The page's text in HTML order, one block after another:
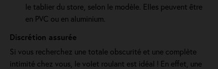
le tablier du store, selon le modèle. Elles peuvent être
en PVC ou en aluminium.
Discrétion assurée
Si vous recherchez une totale obscurité et une complète
intimité chez vous, le volet roulant est idéal ! En effet, une